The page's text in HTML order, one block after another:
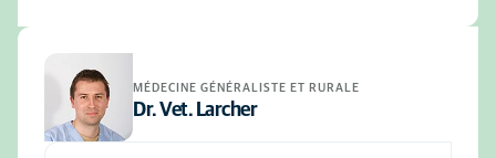
MÉDECINE GÉNÉRALISTE ET RURALE
Dr. Vet. Larcher